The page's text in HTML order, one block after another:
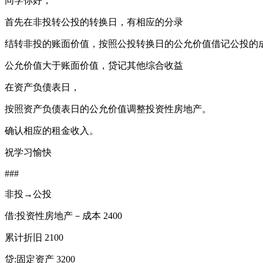
首先在非投转公投的转换日，有相应的分录
结转非投的账面价值，按照公投转换日的公允价值借记公投的
公允价值大于账面价值，贷记其他综合收益
在资产负债表日，
按照资产负债表日的公允价值调整投资性房地产。
确认相应的租金收入。
祝学习愉快
###
非投→公投
借:投资性房地产－成本 2400
累计折旧 2100
贷:固定资产 3200